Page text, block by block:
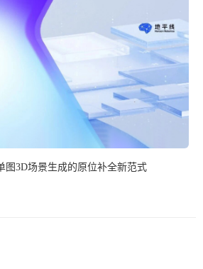
图3D场景生成的原位补全新范式